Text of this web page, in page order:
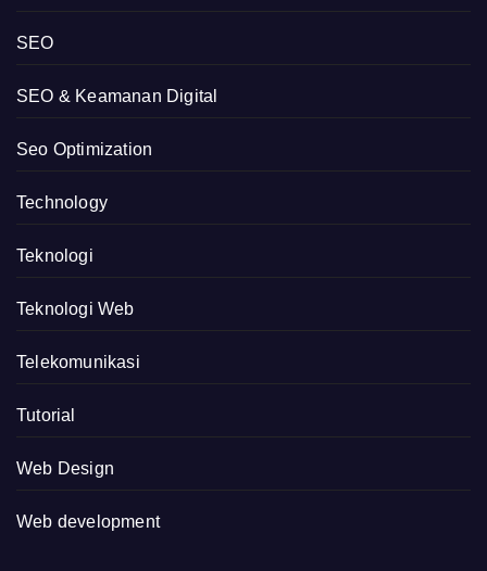
SEO
SEO & Keamanan Digital
Seo Optimization
Technology
Teknologi
Teknologi Web
Telekomunikasi
Tutorial
Web Design
Web development